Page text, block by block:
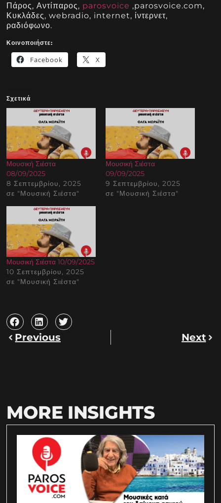
Πάρος, Αντίπαρος, parosvoice ,parosvoice.com,
Κυκλάδες, webradio, internet, ίντερνετ,
ραδιόφωνο.
Κοινοποιήστε:
Facebook X
Σχετικά
Μουσική Σιέστα
08/09/2025
8 Σεπτεμβρίου, 2025
σε "Μουσική Σιέστα"
Μουσική Σιέστα
09/09/2025
9 Σεπτεμβρίου, 2025
σε "Μουσική Σιέστα"
Μουσική Σιέστα 10/09/2025
10 Σεπτεμβρίου, 2025
σε "Μουσική Σιέστα"
Previous Next
MORE INSIGHTS